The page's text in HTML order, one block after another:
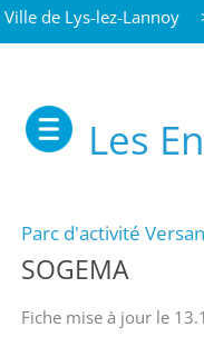
Ville de Lys-lez-Lannoy
Les
Parc d'activité
SOGEMA
Fiche mise à jour le